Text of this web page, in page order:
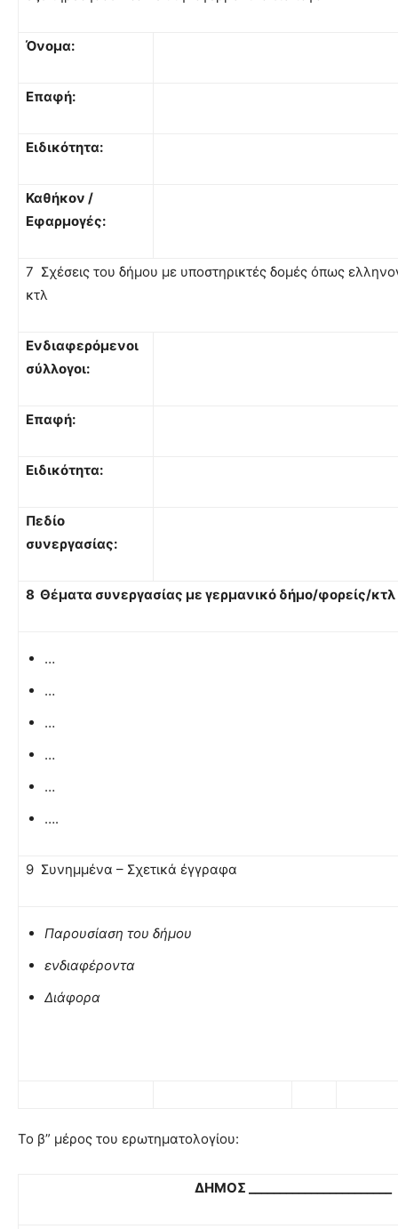
Όνομα:
Επαφή:
Ειδικότητα:
Καθήκον /
Εφαρμογές:
7 Σχέσεις του δήμου με υποστηρικτές δομές όπως
κτλ
Ενδιαφερόμενοι
σύλλογοι:
Επαφή:
Ειδικότητα:
Πεδίο
συνεργασίας:
8 Θέματα συνεργασίας με γερμανικό δήμο/φορείς/κτλ
…
…
…
…
…
….
9 Συνημμένα – Σχετικά έγγραφα
Παρουσίαση του δήμου
ενδιαφέροντα
Διάφορα
Το β” μέρος του ερωτηματολογίου:
ΔΗΜΟΣ _______________________